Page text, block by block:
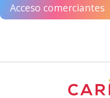
Acceso comerciantes